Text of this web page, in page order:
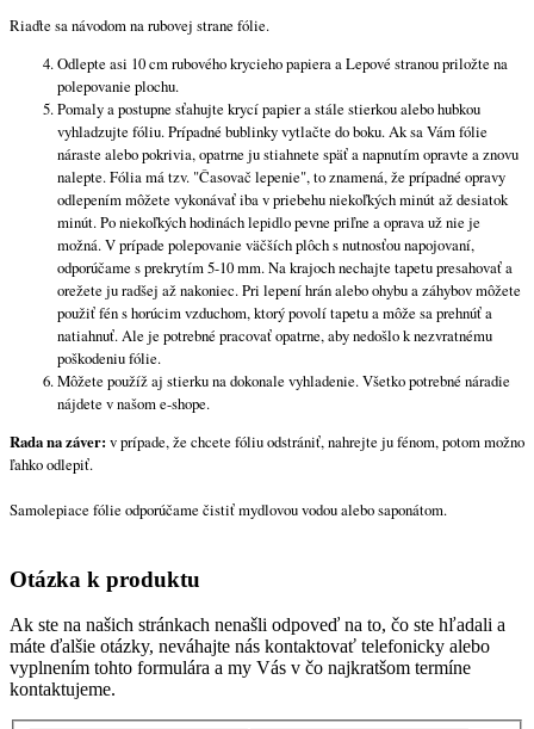
Riaďte sa návodom na rubovej strane fólie.
Odlepte asi 10 cm rubového krycieho papiera a Lepové stranou priložte na
polepovanie plochu.
Pomaly a postupne sťahujte krycí papier a stále stierkou alebo hubkou
vyhladzujte fóliu. Prípadné bublinky vytlačte do boku. Ak sa Vám fólie
náraste alebo pokrivia, opatrne ju stiahnete späť a napnutím opravte a znovu
nalepte. Fólia má tzv. "Časovač lepenie", to znamená, že prípadné opravy
odlepením môžete vykonávať iba v priebehu niekoľkých minút až desiatok
minút. Po niekoľkých hodinách lepidlo pevne priľne a oprava už nie je
možná. V prípade polepovanie väčších plôch s nutnosťou napojovaní,
odporúčame s prekrytím 5-10 mm. Na krajoch nechajte tapetu presahovať a
orežete ju radšej až nakoniec. Pri lepení hrán alebo ohybu a záhybov môžete
použiť fén s horúcim vzduchom, ktorý povolí tapetu a môže sa prehnúť a
natiahnuť. Ale je potrebné pracovať opatrne, aby nedošlo k nezvratnému
poškodeniu fólie.
Môžete použíž aj stierku na dokonale vyhladenie. Všetko potrebné náradie
nájdete v našom e-shope.
Rada na záver: v prípade, že chcete fóliu odstrániť, nahrejte ju fénom, potom možno
ľahko odlepiť.
Samolepiace fólie odporúčame čistiť mydlovou vodou alebo saponátom.
Otázka k produktu
Ak ste na našich stránkach nenašli odpoveď na to, čo ste hľadali a
máte ďalšie otázky, neváhajte nás kontaktovať telefonicky alebo
vyplnením tohto formulára a my Vás v čo najkratšom termíne
kontaktujeme.